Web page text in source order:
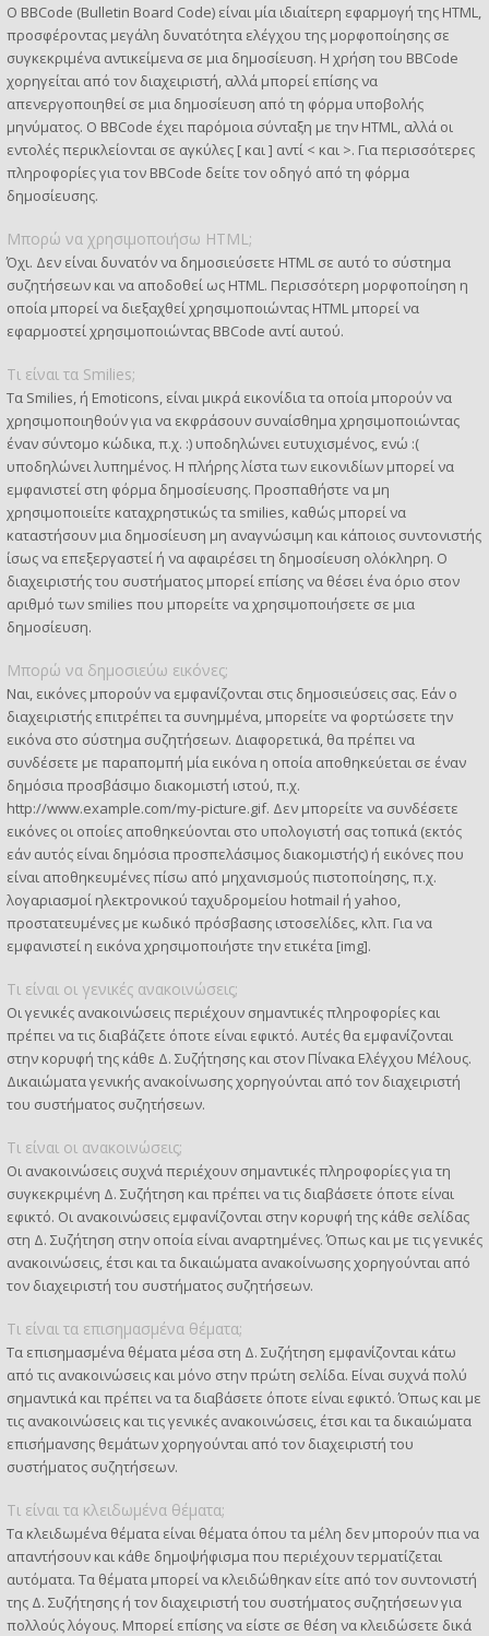
Ο BBCode (Bulletin Board Code) είναι μία ιδιαίτερη εφαρμογή της HTML,
προσφέροντας μεγάλη δυνατότητα ελέγχου της μορφοποίησης σε
συγκεκριμένα αντικείμενα σε μια δημοσίευση. Η χρήση του BBCode
χορηγείται από τον διαχειριστή, αλλά μπορεί επίσης να
απενεργοποιηθεί σε μια δημοσίευση από τη φόρμα υποβολής
μηνύματος. Ο BBCode έχει παρόμοια σύνταξη με την HTML, αλλά οι
εντολές περικλείονται σε αγκύλες [ και ] αντί < και >. Για περισσότερες
πληροφορίες για τον BBCode δείτε τον οδηγό από τη φόρμα
δημοσίευσης.
Μπορώ να χρησιμοποιήσω HTML;
Όχι. Δεν είναι δυνατόν να δημοσιεύσετε HTML σε αυτό το σύστημα
συζητήσεων και να αποδοθεί ως HTML. Περισσότερη μορφοποίηση η
οποία μπορεί να διεξαχθεί χρησιμοποιώντας HTML μπορεί να
εφαρμοστεί χρησιμοποιώντας BBCode αντί αυτού.
Τι είναι τα Smilies;
Τα Smilies, ή Emoticons, είναι μικρά εικονίδια τα οποία μπορούν να
χρησιμοποιηθούν για να εκφράσουν συναίσθημα χρησιμοποιώντας
έναν σύντομο κώδικα, π.χ. :) υποδηλώνει ευτυχισμένος, ενώ :(
υποδηλώνει λυπημένος. Η πλήρης λίστα των εικονιδίων μπορεί να
εμφανιστεί στη φόρμα δημοσίευσης. Προσπαθήστε να μη
χρησιμοποιείτε καταχρηστικώς τα smilies, καθώς μπορεί να
καταστήσουν μια δημοσίευση μη αναγνώσιμη και κάποιος συντονιστής
ίσως να επεξεργαστεί ή να αφαιρέσει τη δημοσίευση ολόκληρη. Ο
διαχειριστής του συστήματος μπορεί επίσης να θέσει ένα όριο στον
αριθμό των smilies που μπορείτε να χρησιμοποιήσετε σε μια
δημοσίευση.
Μπορώ να δημοσιεύω εικόνες;
Ναι, εικόνες μπορούν να εμφανίζονται στις δημοσιεύσεις σας. Εάν ο
διαχειριστής επιτρέπει τα συνημμένα, μπορείτε να φορτώσετε την
εικόνα στο σύστημα συζητήσεων. Διαφορετικά, θα πρέπει να
συνδέσετε με παραπομπή μία εικόνα η οποία αποθηκεύεται σε έναν
δημόσια προσβάσιμο διακομιστή ιστού, π.χ.
http://www.example.com/my-picture.gif. Δεν μπορείτε να συνδέσετε
εικόνες οι οποίες αποθηκεύονται στο υπολογιστή σας τοπικά (εκτός
εάν αυτός είναι δημόσια προσπελάσιμος διακομιστής) ή εικόνες που
είναι αποθηκευμένες πίσω από μηχανισμούς πιστοποίησης, π.χ.
λογαριασμοί ηλεκτρονικού ταχυδρομείου hotmail ή yahoo,
προστατευμένες με κωδικό πρόσβασης ιστοσελίδες, κλπ. Για να
εμφανιστεί η εικόνα χρησιμοποιήστε την ετικέτα [img].
Τι είναι οι γενικές ανακοινώσεις;
Οι γενικές ανακοινώσεις περιέχουν σημαντικές πληροφορίες και
πρέπει να τις διαβάζετε όποτε είναι εφικτό. Αυτές θα εμφανίζονται
στην κορυφή της κάθε Δ. Συζήτησης και στον Πίνακα Ελέγχου Μέλους.
Δικαιώματα γενικής ανακοίνωσης χορηγούνται από τον διαχειριστή
του συστήματος συζητήσεων.
Τι είναι οι ανακοινώσεις;
Οι ανακοινώσεις συχνά περιέχουν σημαντικές πληροφορίες για τη
συγκεκριμένη Δ. Συζήτηση και πρέπει να τις διαβάσετε όποτε είναι
εφικτό. Οι ανακοινώσεις εμφανίζονται στην κορυφή της κάθε σελίδας
στη Δ. Συζήτηση στην οποία είναι αναρτημένες. Όπως και με τις γενικές
ανακοινώσεις, έτσι και τα δικαιώματα ανακοίνωσης χορηγούνται από
τον διαχειριστή του συστήματος συζητήσεων.
Τι είναι τα επισημασμένα θέματα;
Τα επισημασμένα θέματα μέσα στη Δ. Συζήτηση εμφανίζονται κάτω
από τις ανακοινώσεις και μόνο στην πρώτη σελίδα. Είναι συχνά πολύ
σημαντικά και πρέπει να τα διαβάσετε όποτε είναι εφικτό. Όπως και με
τις ανακοινώσεις και τις γενικές ανακοινώσεις, έτσι και τα δικαιώματα
επισήμανσης θεμάτων χορηγούνται από τον διαχειριστή του
συστήματος συζητήσεων.
Τι είναι τα κλειδωμένα θέματα;
Τα κλειδωμένα θέματα είναι θέματα όπου τα μέλη δεν μπορούν πια να
απαντήσουν και κάθε δημοψήφισμα που περιέχουν τερματίζεται
αυτόματα. Τα θέματα μπορεί να κλειδώθηκαν είτε από τον συντονιστή
της Δ. Συζήτησης ή τον διαχειριστή του συστήματος συζητήσεων για
πολλούς λόγους. Μπορεί επίσης να είστε σε θέση να κλειδώσετε δικά